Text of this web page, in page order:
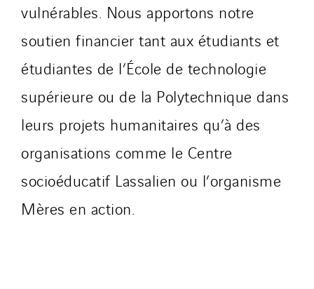
vulnérables. Nous apportons notre
soutien financier tant aux étudiants et
étudiantes de l’École de technologie
supérieure ou de la Polytechnique dans
leurs projets humanitaires qu’à des
organisations comme le Centre
socioéducatif Lassalien ou l’organisme
Mères en action.